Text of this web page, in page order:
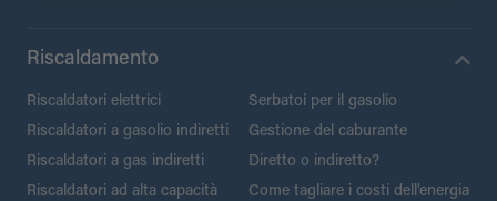
Riscaldamento
Riscaldatori elettrici
Riscaldatori a gasolio indiretti
Riscaldatori a gas indiretti
Riscaldatori ad alta capacità
Serbatoi per il gasolio
Gestione del caburante
Diretto o indiretto?
Come tagliare i costi dell’energia